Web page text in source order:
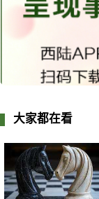
大家都在看